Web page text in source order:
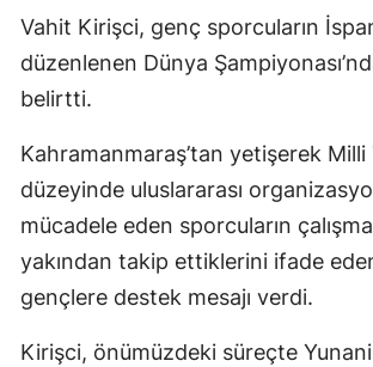
Vahit Kirişci, genç sporcuların
düzenlenen Dünya
belirtti.
Kahramanmaraş’tan yetişerek Milli
düzeyinde uluslararası
mücadele eden sporcuların
yakından takip ettiklerini ifade
gençlere destek mesajı verdi.
Kirişci, önümüzdeki süreçte